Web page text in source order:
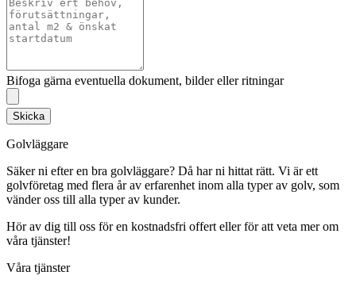
Bifoga gärna eventuella dokument, bilder eller ritningar
Skicka
Golvläggare
Säker ni efter en bra golvläggare? Då har ni hittat rätt. Vi är ett
golvföretag med flera år av erfarenhet inom alla typer av golv, som
vänder oss till alla typer av kunder.
Hör av dig till oss för en kostnadsfri offert eller för att veta mer om
våra tjänster!
Våra tjänster